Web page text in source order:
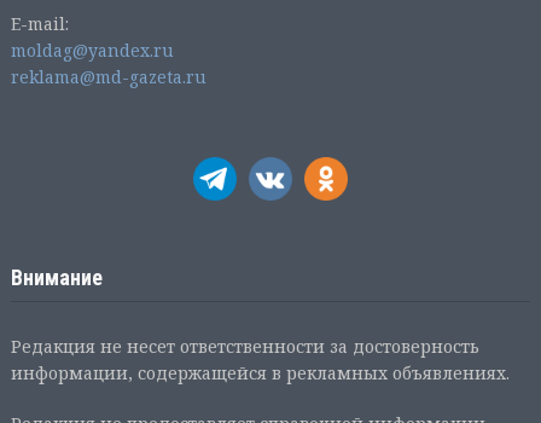
E-mail:
moldag@yandex.ru
reklama@md-gazeta.ru
Внимание
Редакция не несет ответственности за достоверность
информации, содержащейся в рекламных объявлениях.